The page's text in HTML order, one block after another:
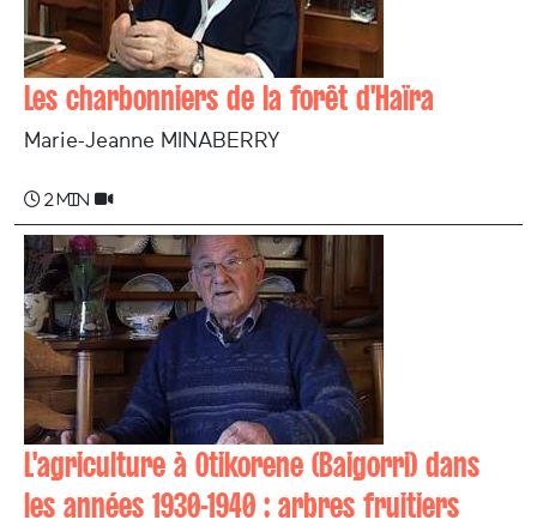
Les charbonniers de la forêt d'Haïra
Marie-Jeanne MINABERRY
2 min
L'agriculture à Otikorene (Baigorri) dans
les années 1930-1940 : arbres fruitiers